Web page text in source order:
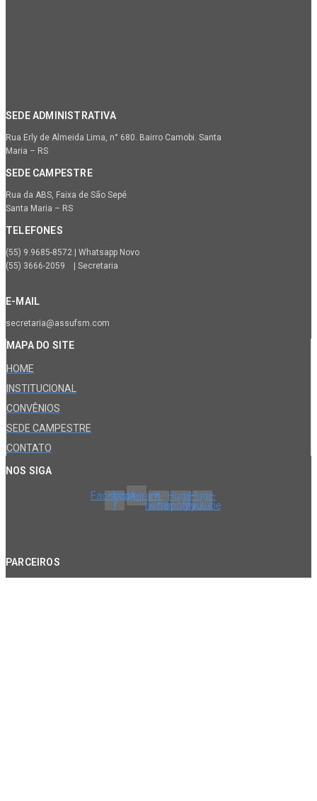
SEDE ADMINISTRATIVA
Rua Erly de Almeida Lima, n° 680. Bairro Camobi. Santa
Maria – RS
SEDE CAMPESTRE
Rua da ABS, Faixa de São Sepé.
Santa Maria – RS
TELEFONES
(55) 9.9685-8572 | Whatsapp Novo
(55) 3666-2059 | Secretaria
E-MAIL
secretaria@assufsm.com
MAPA DO SITE
HOME
INSTITUCIONAL
CONVÊNIOS
SEDE CAMPESTRE
CONTATO
NOS SIGA
Facebook-
f
InstagramX-
twitter
Huge-
spotify
Huge-
youtube
PARCEIROS